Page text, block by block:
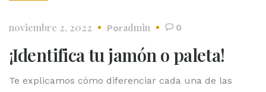
noviembre 2, 2022 Poradmin 0
¡Identifica tu jamón o paleta!
Te explicamos cómo diferenciar cada una de las